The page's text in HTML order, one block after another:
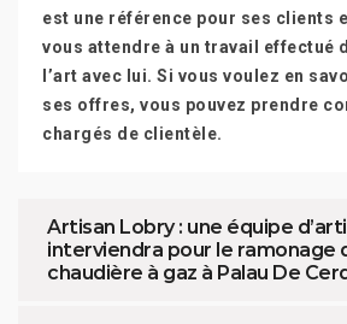
est une référence pour ses clients
vous attendre à un travail effectué
l’art avec lui. Si vous voulez en
ses offres, vous pouvez prendre
chargés de clientèle.
Artisan Lobry : une équipe
interviendra pour le ramonage
chaudière à gaz à Palau De